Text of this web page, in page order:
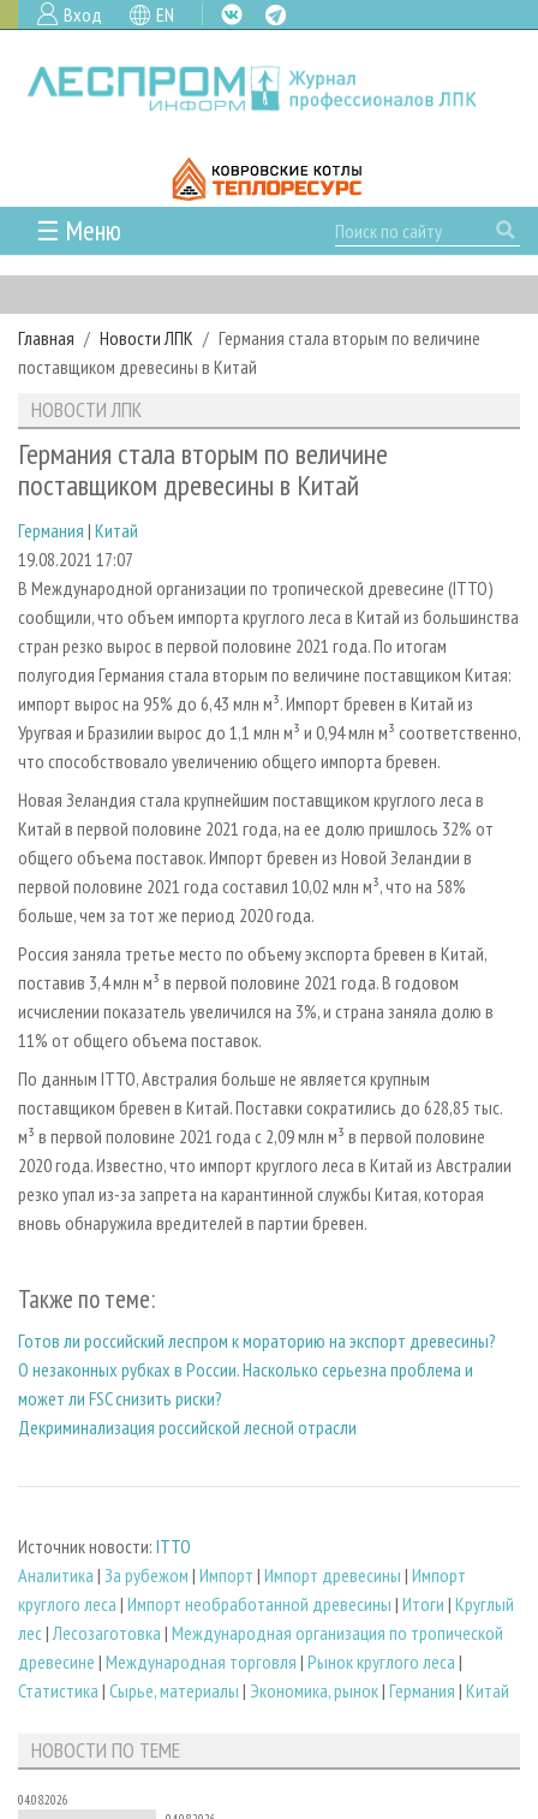
Вход EN
☰ Меню
ГЛАВНАЯ
РУБРИКИ И ТЕМЫ
РУБРИКИ ЖУРНАЛА
ЛЕСОЗАГОТОВКА
ЛЕСОПИЛЕНИЕ
СУШКА ДРЕВЕСИНЫ
ПРОИЗВОДСТВО ДРЕВЕСНЫХ ПЛИТ
ДЕРЕВЯННОЕ ДОМОСТРОЕНИЕ
ПРОИЗВОДСТВО МЕБЕЛИ
БИОЭНЕРГЕТИКА
ЦБП
ИНСТРУМЕНТ И МАТЕРИАЛЫ
НОВОСТИ
НОВОСТИ ЛПК
НОВОСТИ ЖУРНАЛА
ПРОЕКТЫ ЛПИ
АНАЛИТИКА
ПРЕДПРИЯТИЯ ЛПК
ПЕРСОНЫ
МОБИЛЬНЫЕ ВЫСТАВКИ
ОФИЦИАЛЬНЫЕ ДЕЛЕГАЦИИ
ПРИОРИТЕТНЫЕ ИНВЕСТПРОЕКТЫ
RUSSIAN FORESTRY REVIEW
ГАЗЕТА ЛЕСПРОМФОРУМ
БИБЛИОТЕКА СПЕЦИАЛИСТА
АРХИВ ЖУРНАЛОВ
О ЖУРНАЛЕ
ПОДПИСКА
КОНТАКТЫ
РЕКЛАМОДАТЕЛЯМ
РЕКЛАМА
РЕКЛАМА НА САЙТЕ
Главная Новости ЛПК
Германия стала вторым по величине
поставщиком древесины в Китай
НОВОСТИ ЛПК
Германия стала вторым по величине
поставщиком древесины в Китай
Германия | Китай
19.08.2021 17:07
В Международной организации по тропической древесине (ITTO)
сообщили, что объем импорта круглого леса в Китай из большинства
стран резко вырос в первой половине 2021 года. По итогам
полугодия Германия стала вторым по величине поставщиком Китая:
импорт вырос на 95% до 6,43 млн м³. Импорт бревен в Китай из
Уругвая и Бразилии вырос до 1,1 млн м³ и 0,94 млн м³ соответственно,
что способствовало увеличению общего импорта бревен.
Новая Зеландия стала крупнейшим поставщиком круглого леса в
Китай в первой половине 2021 года, на ее долю пришлось 32% от
общего объема поставок. Импорт бревен из Новой Зеландии в
первой половине 2021 года составил 10,02 млн м³, что на 58%
больше, чем за тот же период 2020 года.
Россия заняла третье место по объему экспорта бревен в Китай,
поставив 3,4 млн м³ в первой половине 2021 года. В годовом
исчислении показатель увеличился на 3%, и страна заняла долю в
11% от общего объема поставок.
По данным ITTO, Австралия больше не является крупным
поставщиком бревен в Китай. Поставки сократились до 628,85 тыс.
м³ в первой половине 2021 года с 2,09 млн м³ в первой половине
2020 года. Известно, что импорт круглого леса в Китай из Австралии
резко упал из-за запрета на карантинной службы Китая, которая
вновь обнаружила вредителей в партии бревен.
Также по теме:
Готов ли российский леспром к мораторию на экспорт древесины?
О незаконных рубках в России. Насколько серьезна проблема и
может ли FSC снизить риски?
Декриминализация российской лесной отрасли
Источник новости: ITTO
Аналитика | За рубежом | Импорт | Импорт древесины | Импорт
круглого леса | Импорт необработанной древесины | Итоги | Круглый
лес| Лесозаготовка | Международная организация по тропической
древесине | Международная торговля | Рынок круглого леса |
Статистика | Сырье, материалы | Экономика, рынок| Германия | Китай
НОВОСТИ ПО ТЕМЕ
04.08.2026